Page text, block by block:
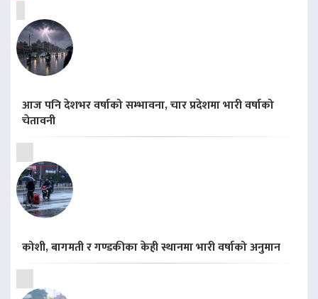
आज पनि देशभर वर्षाको सम्भावना, चार प्रदेशमा भारी वर्षाको
चेतावनी
कोशी, बागमती र गण्डकीका केही स्थानमा भारी वर्षाको अनुमान